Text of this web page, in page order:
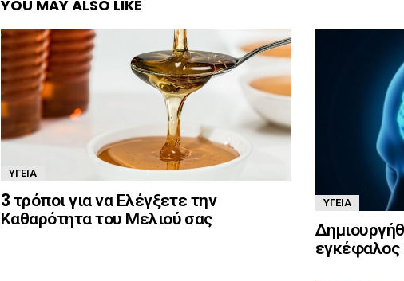
YOU MAY ALSO LIKE
ΥΓΕΊΑ
3 τρόποι για να Ελέγξετε την
Καθαρότητα του Μελιού σας
ΥΓΕΊΑ
εγκέφαλος